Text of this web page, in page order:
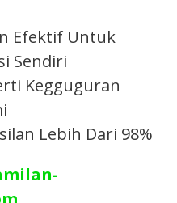
Efektif Untuk
Sendiri
Kegguguran
Lebih Dari 98%